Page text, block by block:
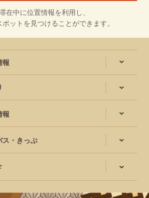
在中に位置情報を利用し、
ポットを見つけることができます。
報
報
ス・きっぷ